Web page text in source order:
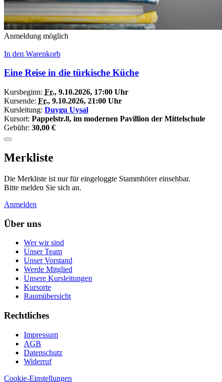
Anmeldung möglich
In den Warenkorb
Eine Reise in die türkische Küche
Kursbeginn: Fr., 9.10.2026, 17:00 Uhr
Kursende: Fr., 9.10.2026, 21:00 Uhr
Kursleitung: Duygu Uysal
Kursort: Pappelstr.8, im modernen Pavillion der Mittelschule
Gebühr: 30,00 €
Merkliste
Die Merkliste ist nur für eingeloggte Stammhörer einsehbar.
Bitte melden Sie sich an.
Anmelden
Über uns
Wer wir sind
Unser Team
Unser Vorstand
Werde Mitglied
Unsere Kursleitungen
Kursorte
Raumübersicht
Rechtliches
Impressum
AGB
Datenschutz
Widerruf
Cookie-Einstellungen